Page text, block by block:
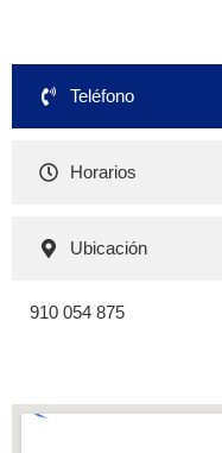
Teléfono
Horarios
Ubicación
910 054 875